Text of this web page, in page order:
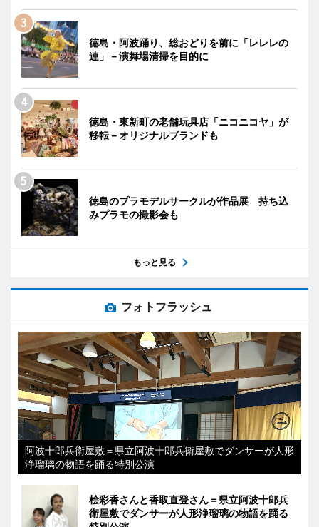
徳島・阿波踊り、総おどりを前に「レレレの
連」－演舞場清掃を目的に
徳島・東新町の老舗玩具店「ニコニコヤ」が
移転－オリジナルブランドも
徳島のプラモデルサークルが作品展 持ち込
みプラモの撮影会も
もっと見る
フォトフラッシュ
阿波十郎兵衛屋敷＝県立阿波十郎兵衛屋敷でダンサーが人形
浄瑠璃の物語を踊る特別公演
桧彩香さんと香取直登さん＝県立阿波十郎兵
衛屋敷でダンサーが人形浄瑠璃の物語を踊る